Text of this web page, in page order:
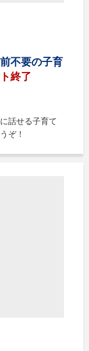
不要の子育
終了
話せる子育て
ぞ！